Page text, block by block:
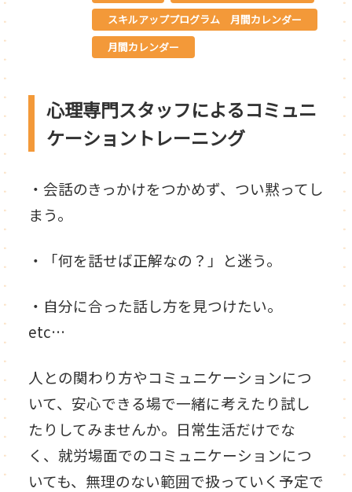
スキルアッププログラム 月間カレンダー
月間カレンダー
心理専門スタッフによるコミュニ
ケーショントレーニング
・会話のきっかけをつかめず、つい黙ってし
まう。
・「何を話せば正解なの？」と迷う。
・自分に合った話し方を見つけたい。
etc…
人との関わり方やコミュニケーションにつ
いて、安心できる場で一緒に考えたり試し
たりしてみませんか。日常生活だけでな
く、就労場面でのコミュニケーションにつ
いても、無理のない範囲で扱っていく予定で